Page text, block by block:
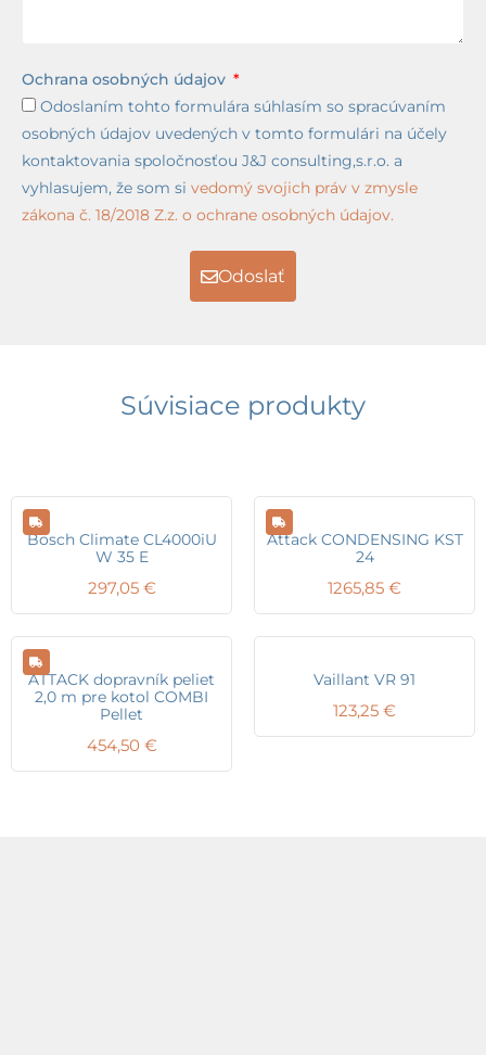
Ochrana osobných údajov
Odoslaním tohto formulára súhlasím so spracúvaním
osobných údajov uvedených v tomto formulári na účely
kontaktovania spoločnosťou J&J consulting,s.r.o. a
vyhlasujem, že som si vedomý svojich práv v zmysle
zákona č. 18/2018 Z.z. o ochrane osobných údajov.
Odoslať
Súvisiace produkty
Bosch Climate CL4000iU
W 35 E
297,05 €
Attack CONDENSING KST
24
1265,85 €
ATTACK dopravník peliet
2,0 m pre kotol COMBI
Pellet
454,50 €
Vaillant VR 91
123,25 €